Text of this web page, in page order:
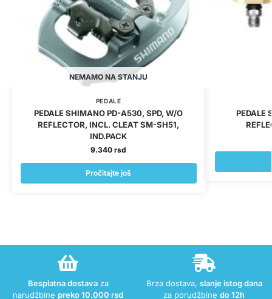
NEMAMO NA STANJU
PEDALE
PEDALE SHIMANO PD-A530, SPD, W/O
REFLECTOR, INCL. CLEAT SM-SH51,
IND.PACK
9.340rsd
Pročitajte još
PEDALE
Besplatna dostavaza
narudžbine preko 10.000 rsd
Brza dostava, slanje istog dana
za porudžbine do 12h